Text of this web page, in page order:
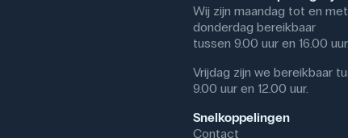
Steril: Ja
Antal: 25 stk.
Materiale: Plastik
Wij zijn maandag tot en met
donderdag bereikbaar
tussen 9.00 uur en 16.00 uur.
Vrijdag zijn we bereikbaar
9.00 uur en 12.00 uur.
Snelkoppelingen
Contact